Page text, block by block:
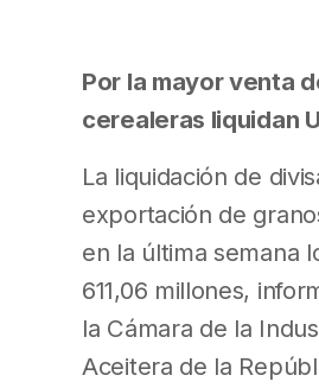
Por la mayor venta
cerealeras liquidan
La liquidación de
exportación de
en la última semana
611,06 millones,
la Cámara de la
Aceitera de la